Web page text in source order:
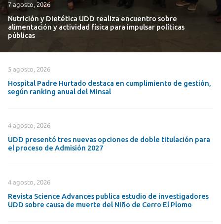
7 agosto, 2026
Nutrición y Dietética UDD realiza encuentro sobre
alimentación y actividad física para impulsar políticas
públicas
5 agosto, 2026
Hospital Padre Hurtado destaca en cumplimiento de gestión,
según ranking anual del Minsal
4 agosto, 2026
UDD presentó tres nuevas opciones de doble titulación para
el proceso de Admisión 2027
4 agosto, 2026
Revista Science Advances publica estudio de investigadores
UDD sobre causa de muerte del Niño de Cerro El Plomo